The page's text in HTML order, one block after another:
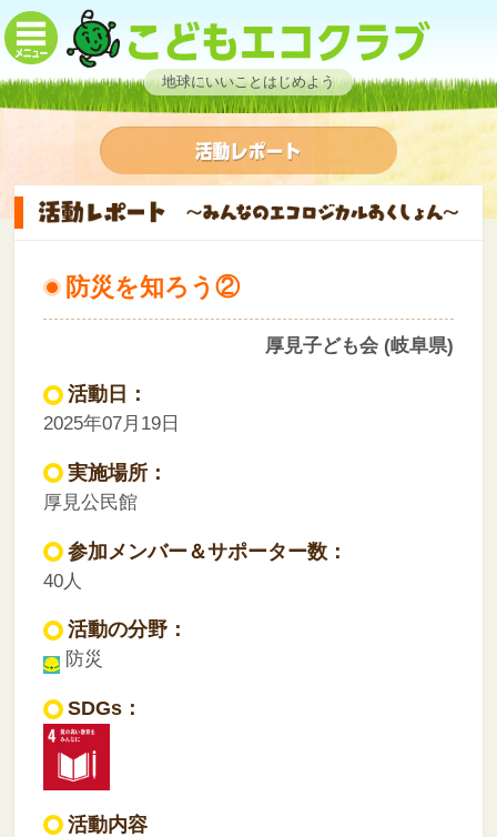
地球にいいことはじめよう
防災を知ろう②
厚見子ども会 (岐阜県)
活動日：
2025年07月19日
実施場所：
厚見公民館
参加メンバー＆サポーター数：
40人
活動の分野：
防災
SDGs：
活動内容